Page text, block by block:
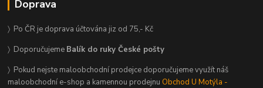
Doprava
〉 Po ČR je doprava účtována jiz od 75,- Kč
〉 Doporučujeme Balík do ruky České pošty
〉 Pokud nejste maloobchodní prodejce doporučujeme využít náš
maloobchodní e-shop a kamennou prodejnu Obchod U Motýla -